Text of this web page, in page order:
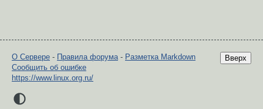
Вверх
О Сервере - Правила форума - Разметка Markdown
Сообщить об ошибке
https://www.linux.org.ru/